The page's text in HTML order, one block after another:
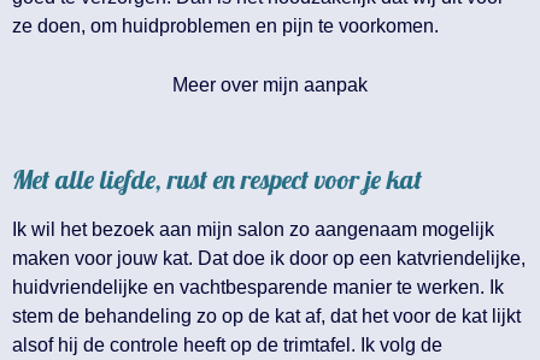
ze doen, om huidproblemen en pijn te voorkomen.
Meer over mijn aanpak
Met alle liefde, rust en respect voor je kat
Ik wil het bezoek aan mijn salon zo aangenaam mogelijk
maken voor jouw kat. Dat doe ik door op een katvriendelijke,
huidvriendelijke en vachtbesparende manier te werken. Ik
stem de behandeling zo op de kat af, dat het voor de kat lijkt
alsof hij de controle heeft op de trimtafel. Ik volg de